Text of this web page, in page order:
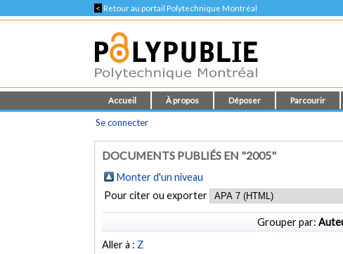
< Retour au portail Polytechnique Montréal
Accueil À propos Déposer Parcourir
Se connecter
DOCUMENTS PUBLIÉS EN "2005"
Monter d'un niveau
Pour citer ou exporter
Grouper par:
Aller à : Z